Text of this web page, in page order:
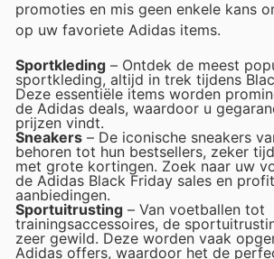
promoties en mis geen enkele kans
op uw favoriete Adidas items.
Sportkleding – Ontdek de meest
sportkleding, altijd in trek tijdens
Deze essentiële items worden
de Adidas deals, waardoor u
prijzen vindt.
Sneakers – De iconische sneakers
behoren tot hun bestsellers, zeker
met grote kortingen. Zoek naar uw
de Adidas Black Friday sales en
aanbiedingen.
Sportuitrusting – Van voetballen tot
trainingsaccessoires, de
zeer gewild. Deze worden vaak
Adidas offers, waardoor het de